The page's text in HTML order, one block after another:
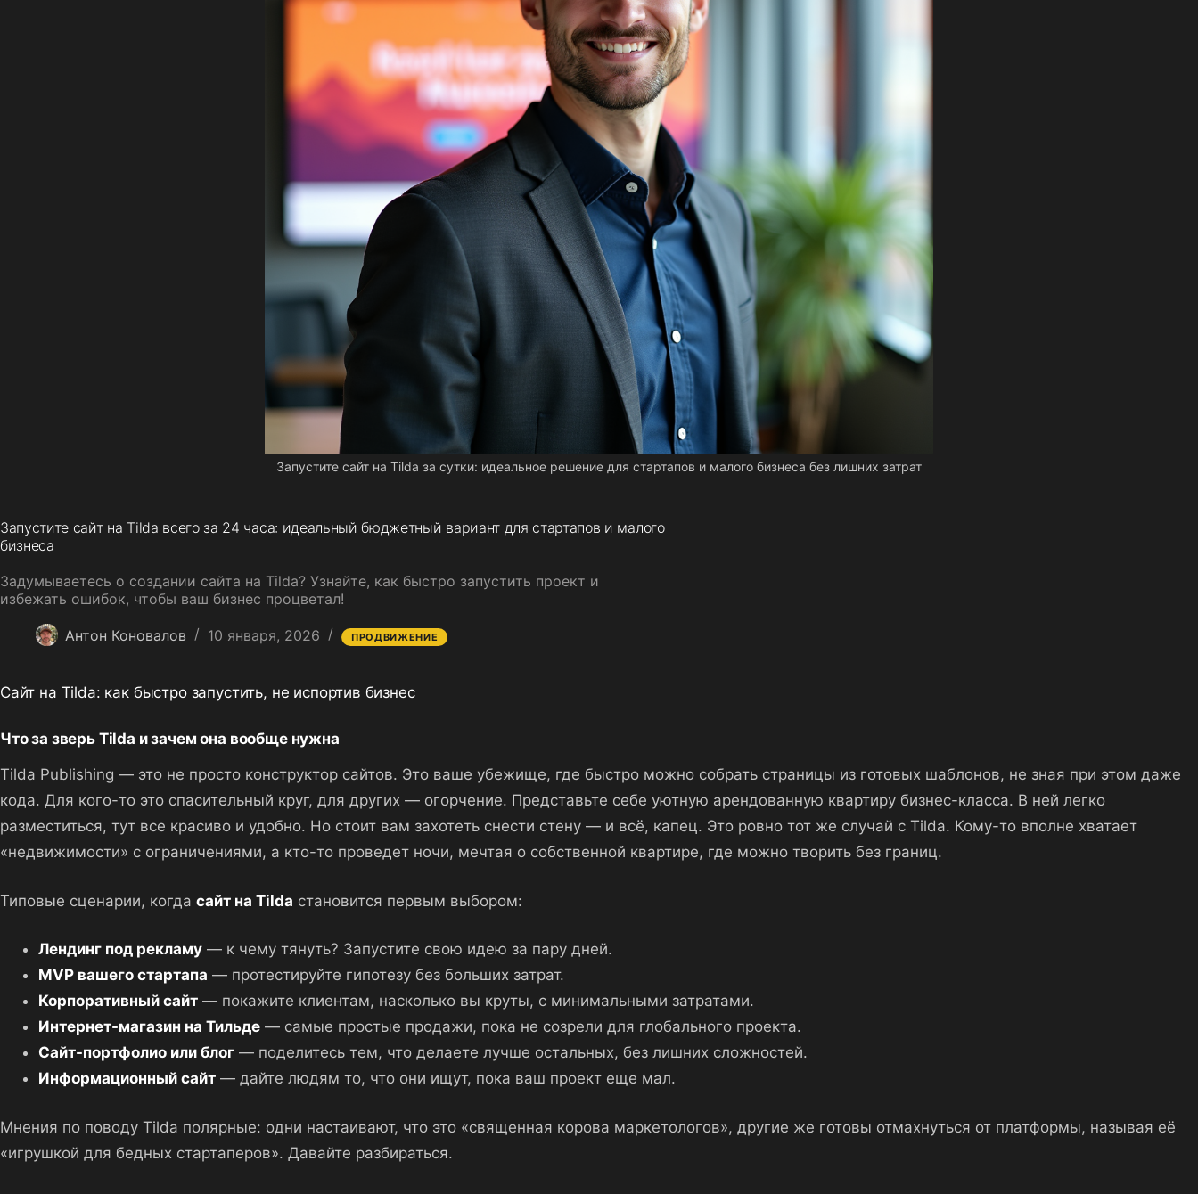
Запустите сайт на Tilda за сутки: идеальное решение для стартапов и малого бизнеса без лишних затрат
Запустите сайт на Tilda всего за 24 часа: идеальный бюджетный вариант для стартапов и малого
бизнеса
Задумываетесь о создании сайта на Tilda? Узнайте, как быстро запустить проект и
избежать ошибок, чтобы ваш бизнес процветал!
Антон Коновалов 10 января, 2026 ПРОДВИЖЕНИЕ
Сайт на Tilda: как быстро запустить, не испортив бизнес
Что за зверь Tilda и зачем она вообще нужна
Tilda Publishing — это не просто конструктор сайтов. Это ваше убежище, где быстро можно собрать страницы из готовых шаблонов, не зная при этом даже
кода. Для кого-то это спасительный круг, для других — огорчение. Представьте себе уютную арендованную квартиру бизнес-класса. В ней легко
разместиться, тут все красиво и удобно. Но стоит вам захотеть снести стену — и всё, капец. Это ровно тот же случай с Tilda. Кому-то вполне хватает
«недвижимости» с ограничениями, а кто-то проведет ночи, мечтая о собственной квартире, где можно творить без границ.
Типовые сценарии, когда сайт на Tilda становится первым выбором:
Лендинг под рекламу— к чему тянуть? Запустите свою идею за пару дней.
MVP вашего стартапа — протестируйте гипотезу без больших затрат.
Корпоративный сайт— покажите клиентам, насколько вы круты, с минимальными затратами.
Интернет-магазин на Тильде— самые простые продажи, пока не созрели для глобального проекта.
Сайт-портфолио или блог— поделитесь тем, что делаете лучше остальных, без лишних сложностей.
Информационный сайт— дайте людям то, что они ищут, пока ваш проект еще мал.
Мнения по поводу Tilda полярные: одни настаивают, что это «священная корова маркетологов», другие же готовы отмахнуться от платформы, называя её
«игрушкой для бедных стартаперов». Давайте разбираться.